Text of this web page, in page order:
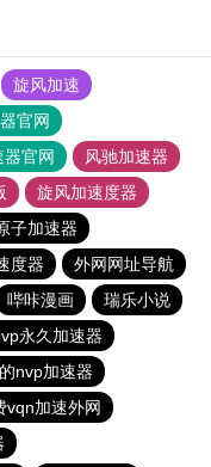
旋风加速
官网
器官网
风驰加速器
旋风加速度器
子加速器
度器
外网网址导航
哔咔漫画
瑞乐小说
永久加速器
nvp加速器
vqn加速外网